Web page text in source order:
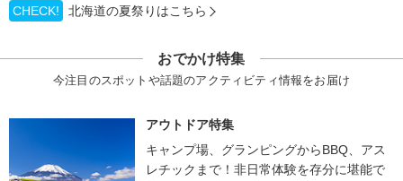
CHECK! 北海道の夏祭りはこちら
おでかけ特集
今注目のスポットや話題のアクティビティ情報をお届け
アウトドア特集
キャンプ場、グランピングからBBQ、アス
レチックまで！非日常体験を存分に堪能で